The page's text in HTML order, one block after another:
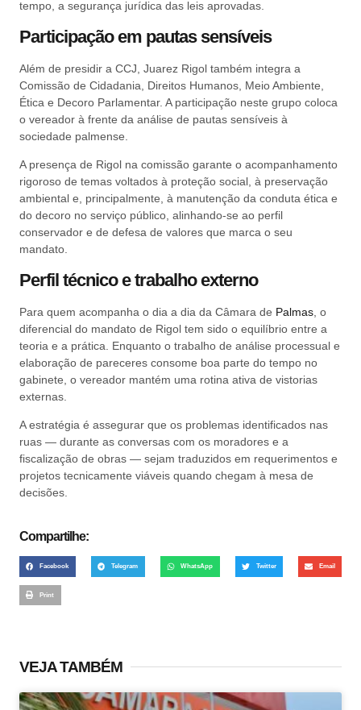
tempo, a segurança jurídica das leis aprovadas.
Participação em pautas sensíveis
Além de presidir a CCJ, Juarez Rigol também integra a
Comissão de Cidadania, Direitos Humanos, Meio Ambiente,
Ética e Decoro Parlamentar. A participação neste grupo coloca
o vereador à frente da análise de pautas sensíveis à
sociedade palmense.
A presença de Rigol na comissão garante o acompanhamento
rigoroso de temas voltados à proteção social, à preservação
ambiental e, principalmente, à manutenção da conduta ética e
do decoro no serviço público, alinhando-se ao perfil
conservador e de defesa de valores que marca o seu
mandato.
Perfil técnico e trabalho externo
Para quem acompanha o dia a dia da Câmara de Palmas , o
diferencial do mandato de Rigol tem sido o equilíbrio entre a
teoria e a prática. Enquanto o trabalho de análise processual e
elaboração de pareceres consome boa parte do tempo no
gabinete, o vereador mantém uma rotina ativa de vistorias
externas.
A estratégia é assegurar que os problemas identificados nas
ruas — durante as conversas com os moradores e a
fiscalização de obras — sejam traduzidos em requerimentos e
projetos tecnicamente viáveis quando chegam à mesa de
decisões.
Compartilhe:
Facebook Telegram WhatsApp Twitter Email
Print
VEJA TAMBÉM